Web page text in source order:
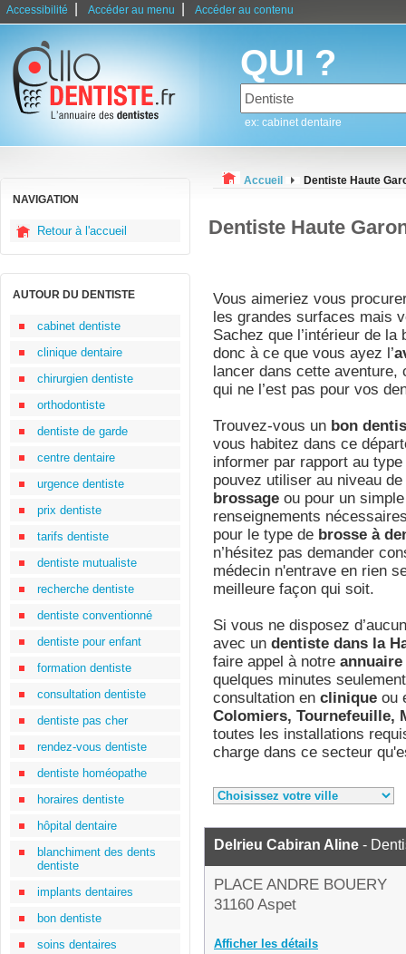
Accessibilité Accéder au menu Accéder au contenu
QUI ?
ex: cabinet dentaire
NAVIGATION
Retour à l'accueil
AUTOUR DU DENTISTE
cabinet dentiste
clinique dentaire
chirurgien dentiste
orthodontiste
dentiste de garde
centre dentaire
urgence dentiste
prix dentiste
tarifs dentiste
dentiste mutualiste
recherche dentiste
dentiste conventionné
dentiste pour enfant
formation dentiste
consultation dentiste
dentiste pas cher
rendez-vous dentiste
dentiste homéopathe
horaires dentiste
hôpital dentaire
blanchiment des dents
dentiste
implants dentaires
bon dentiste
soins dentaires
Accueil Dentiste Haute
Dentiste Haute
Vous aimeriez vous
les grandes surfaces mais
Sachez que l’intérieur de
donc à ce que vous ayez l’
lancer dans cette
qui ne l’est pas pour vos
Trouvez-vous un bon
vous habitez dans ce
informer par rapport au
pouvez utiliser au niveau
brossage ou pour un
renseignements
pour le type de brosse à
n’hésitez pas demander
médecin n'entrave en rien
meilleure façon qui soit.
Si vous ne disposez
avec un dentiste dans la
faire appel à notre
quelques minutes
consultation en clinique ou
Colomiers, Tournefeuille,
toutes les installations
charge dans ce secteur
Delrieu Cabiran Aline -
PLACE ANDRE BOUERY
31160 Aspet
Afficher les détails